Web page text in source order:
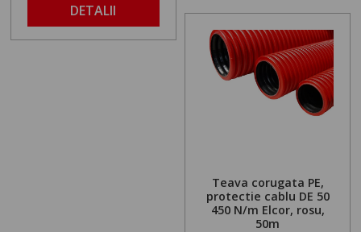
DETALII
Teava corugata PE,
protectie cablu DE 50
450 N/m Elcor, rosu,
50m